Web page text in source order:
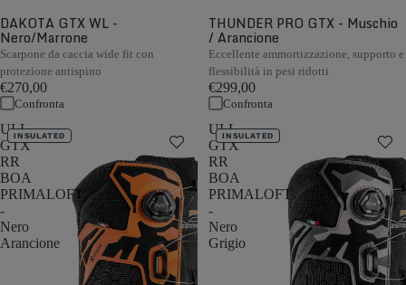
DAKOTA GTX WL -
Nero/Marrone
Scarpone da caccia wide fit con
protezione antispino
€270,00
Confronta
THUNDER PRO GTX - Muschio
/ Arancione
Eccellente ammortizzazione, supporto e
flessibilità in pesi ridotti
€299,00
Confronta
ULL
GTX
RR
BOA
PRIMALOFT
-
Nero
Arancione
INSULATED
ULL
GTX
RR
BOA
PRIMALOFT
-
Nero
Grigio
INSULATED